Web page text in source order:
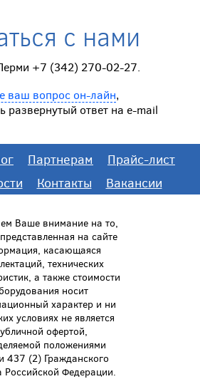
с нами
+7 (342) 270-02-27.
ваш вопрос он-лайн,
развернутый ответ на e-mail
Партнерам
Прайс-лист
Контакты Вакансии
Ваше внимание на то,
на сайте
касающаяся
технических
а также стоимости
носит
характер и ни
условиях не является
офертой,
положениями
437 (2) Гражданского
Российской Федерации.